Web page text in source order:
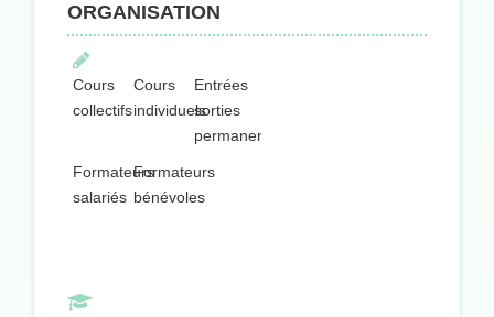
ORGANISATION
Cours
collectifs
Cours
individuels
Entrées
sorties
permanentes
Formateurs
salariés
Formateurs
bénévoles